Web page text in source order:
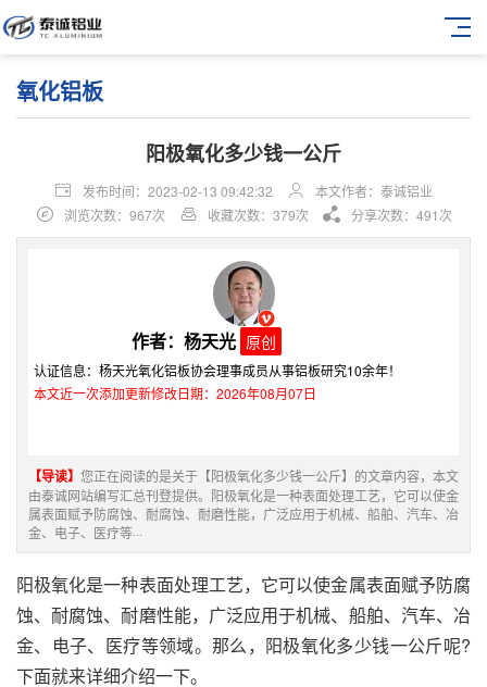
氧化铝板
阳极氧化多少钱一公斤
发布时间：2023-02-13 09:42:32
本文作者：泰诚铝业
浏览次数：967次
收藏次数：379次 分享次数：491次
作者：杨天光 原创
认证信息：杨天光氧化铝板协会理事成员从事铝板研究10余年！
本文近一次添加更新修改日期：2026年08月07日
【导读】 您正在阅读的是关于【阳极氧化多少钱一公斤】的文章内容，本文
由泰诚网站编写汇总刊登提供。阳极氧化是一种表面处理工艺，它可以使金
属表面赋予防腐蚀、耐腐蚀、耐磨性能，广泛应用于机械、船舶、汽车、冶
金、电子、医疗等···
阳极氧化是一种表面处理工艺，它可以使金属表面赋予防腐
蚀、耐腐蚀、耐磨性能，广泛应用于机械、船舶、汽车、冶
金、电子、医疗等领域。那么，阳极氧化多少钱一公斤呢?
下面就来详细介绍一下。